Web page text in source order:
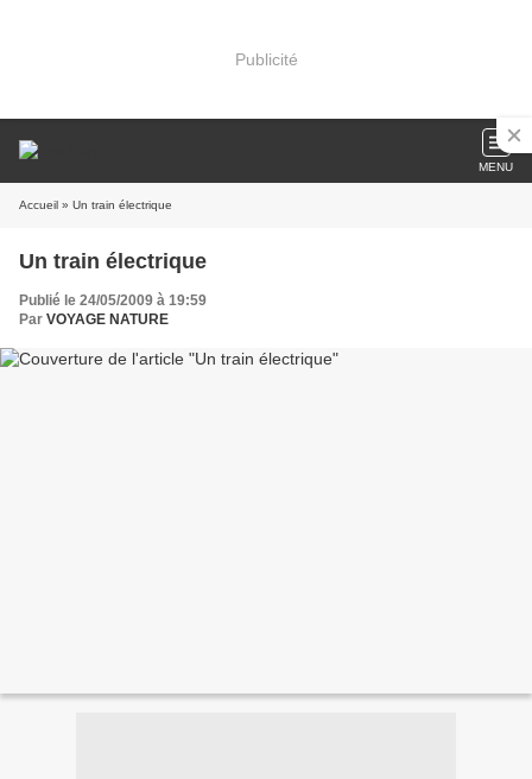
Publicité
MENU
Accueil » Un train électrique
Un train électrique
Publié le 24/05/2009 à 19:59
Par VOYAGE NATURE